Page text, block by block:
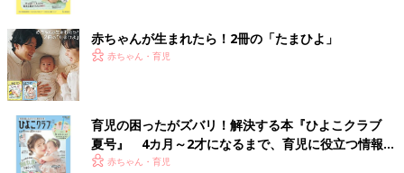
赤ちゃんが生まれたら！2冊の「たまひよ」
赤ちゃん・育児
育児の困ったがズバリ！解決する本『ひよこクラブ
夏号』 4カ月～2才になるまで、育児に役立つ情報が
いっぱい！
赤ちゃん・育児